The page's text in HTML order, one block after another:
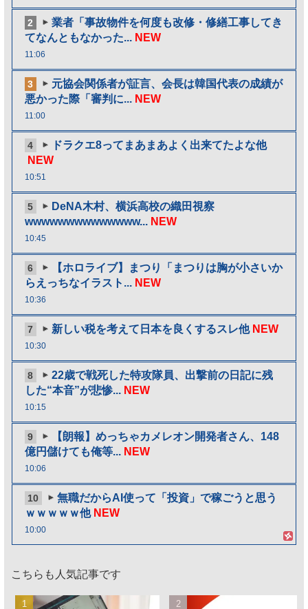
2
業者「事故物件を何度も改修・修繕工事してき
てなんともなかった... NEW
11:06
3
元協会関係者が証言、会長は韓国代表の成績が
悪かった際「審判に... NEW
11:00
4
ドラクエ8ってまあまあよく出来てたよな他
NEW
10:51
5
DeNA木村、横浜高校の織田視察
wwwwwwwwwwwwww... NEW
10:45
6
【ホロライブ】まつり「まつりは胸が小さいか
らえっちなイラスト... NEW
10:36
7 新しい税を考えて日本を良くするスレ他 NEW
10:30
8
22歳で戦死した特攻隊員、出撃前の日記に残
した“本音”が悲惨... NEW
10:15
9
【朗報】めっちゃカメレオン開発者さん、148
億円儲けても俺等... NEW
10:06
10
無職だからAI使って「投資」で稼ごうと思う
ｗｗｗｗｗ他 NEW
10:00
こちらも人気記事です